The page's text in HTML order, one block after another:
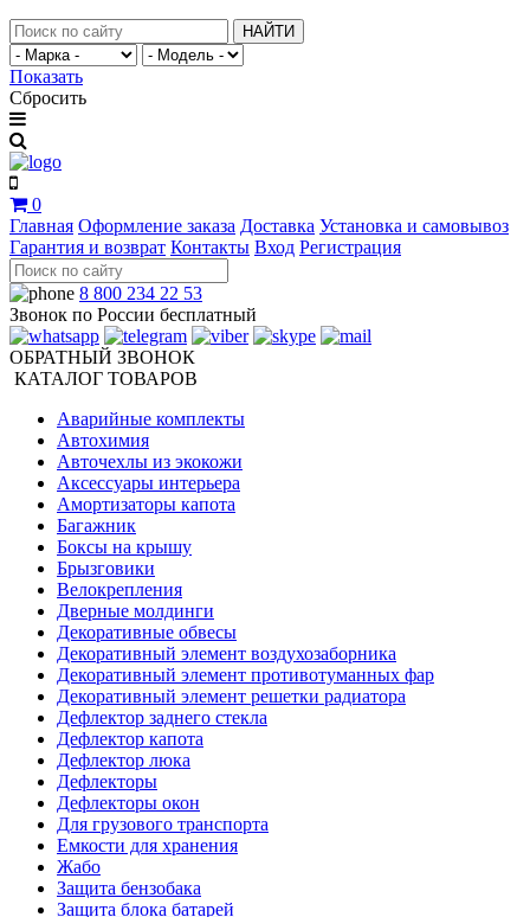
НАЙТИ
Показать
Сбросить
0
Главная Оформление заказа Доставка Установка и самовывоз
Гарантия и возврат Контакты Вход Регистрация
8 800 234 22 53
Звонок по России бесплатный
ОБРАТНЫЙ ЗВОНОК
КАТАЛОГ ТОВАРОВ
Аварийные комплекты
Автохимия
Авточехлы из экокожи
Аксессуары интерьера
Амортизаторы капота
Багажник
Боксы на крышу
Брызговики
Велокрепления
Дверные молдинги
Декоративные обвесы
Декоративный элемент воздухозаборника
Декоративный элемент противотуманных фар
Декоративный элемент решетки радиатора
Дефлектор заднего стекла
Дефлектор капота
Дефлектор люка
Дефлекторы
Дефлекторы окон
Для грузового транспорта
Емкости для хранения
Жабо
Защита бензобака
Защита блока батарей